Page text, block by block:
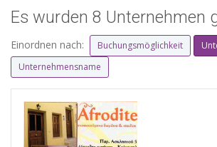
Es wurden 8 Unternehmen
Einordnen nach: Buchungsmöglichkeit
Unternehmensname